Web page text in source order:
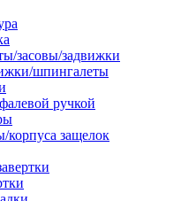
засовы/задвижки
шпингалеты
ручкой
защелок